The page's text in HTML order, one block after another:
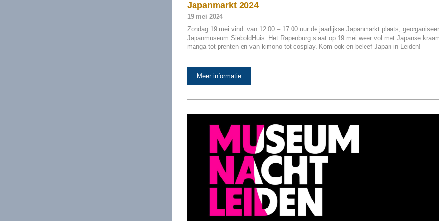
Japanmarkt 2024
19 mei 2024
Zondag 19 mei vindt van 12.00 – 17.00 uur de jaarlijkse Japanmarkt plaats,
Japanmuseum SieboldHuis. Het Rapenburg staat op 19 mei weer vol met Japanse
manga tot prenten en van kimono tot cosplay. Kom ook en beleef Japan in Leiden!
Meer informatie